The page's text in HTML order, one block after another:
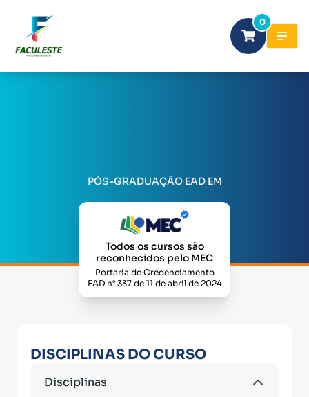
0
PÓS-GRADUAÇÃO EAD EM
Todos os cursos são
reconhecidos pelo MEC
Portaria de Credenciamento
EAD n° 337 de 11 de abril de 2024
DISCIPLINAS DO CURSO
Disciplinas